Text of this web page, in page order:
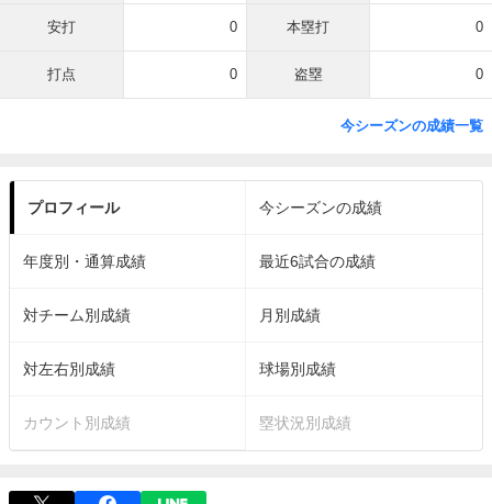
安打 0 本塁打 0
打点 0 盗塁 0
今シーズンの成績一覧
プロフィール 今シーズンの成績
年度別・通算成績 最近6試合の成績
対チーム別成績 月別成績
対左右別成績 球場別成績
カウント別成績 塁状況別成績